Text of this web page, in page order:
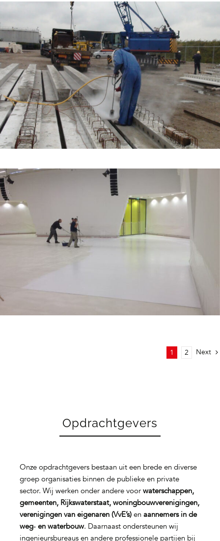
1 2 Next
Opdrachtgevers
Onze opdrachtgevers bestaan uit een brede en diverse
groep organisaties binnen de publieke en private
sector. Wij werken onder andere voor waterschappen,
gemeenten, Rijkswaterstaat, woningbouwverenigingen,
verenigingen van eigenaren (VvE’s)en aannemers in de
weg‑ en waterbouw. Daarnaast ondersteunen wij
ingenieursbureaus en andere professionele partijen bij